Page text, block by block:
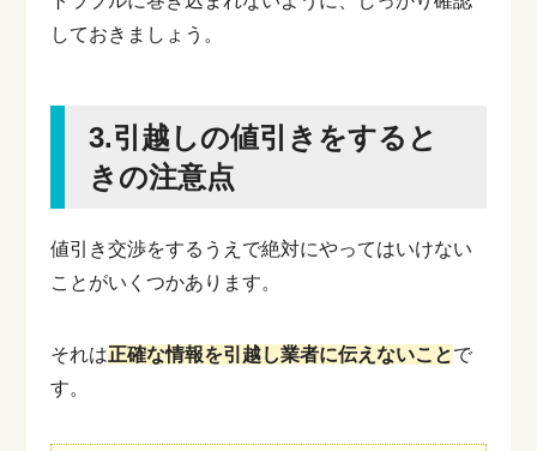
しておきましょう。
3.引越しの値引きをすると
きの注意点
値引き交渉をするうえで絶対にやってはいけない
ことがいくつかあります。
それは正確な情報を引越し業者に伝えないことで
す。